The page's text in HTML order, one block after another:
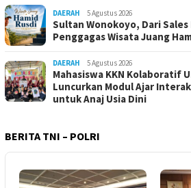
DAERAH 5 Agustus 2026
Sultan Wonokoyo, Dari
Penggagas Wisata Juang
DAERAH 5 Agustus 2026
Mahasiswa KKN Kolaboratif
Luncurkan Modul Ajar
untuk Anaj Usia Dini
BERITA TNI – POLRI